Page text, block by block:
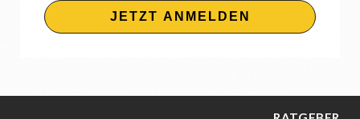
JETZT ANMELDEN